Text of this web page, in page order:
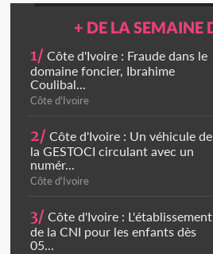
+ DE LA SEMAINE
1/ Côte d'Ivoire : Fraude dans le
domaine foncier, Ibrahime
Coulibal...
Côte d'Ivoire
2/ Côte d'Ivoire : Un véhicule de
la GESTOCI circulant avec un
numér...
Côte d'Ivoire
3/ Côte d'Ivoire : L'établissement
de la CNI pour les enfants dès
05...